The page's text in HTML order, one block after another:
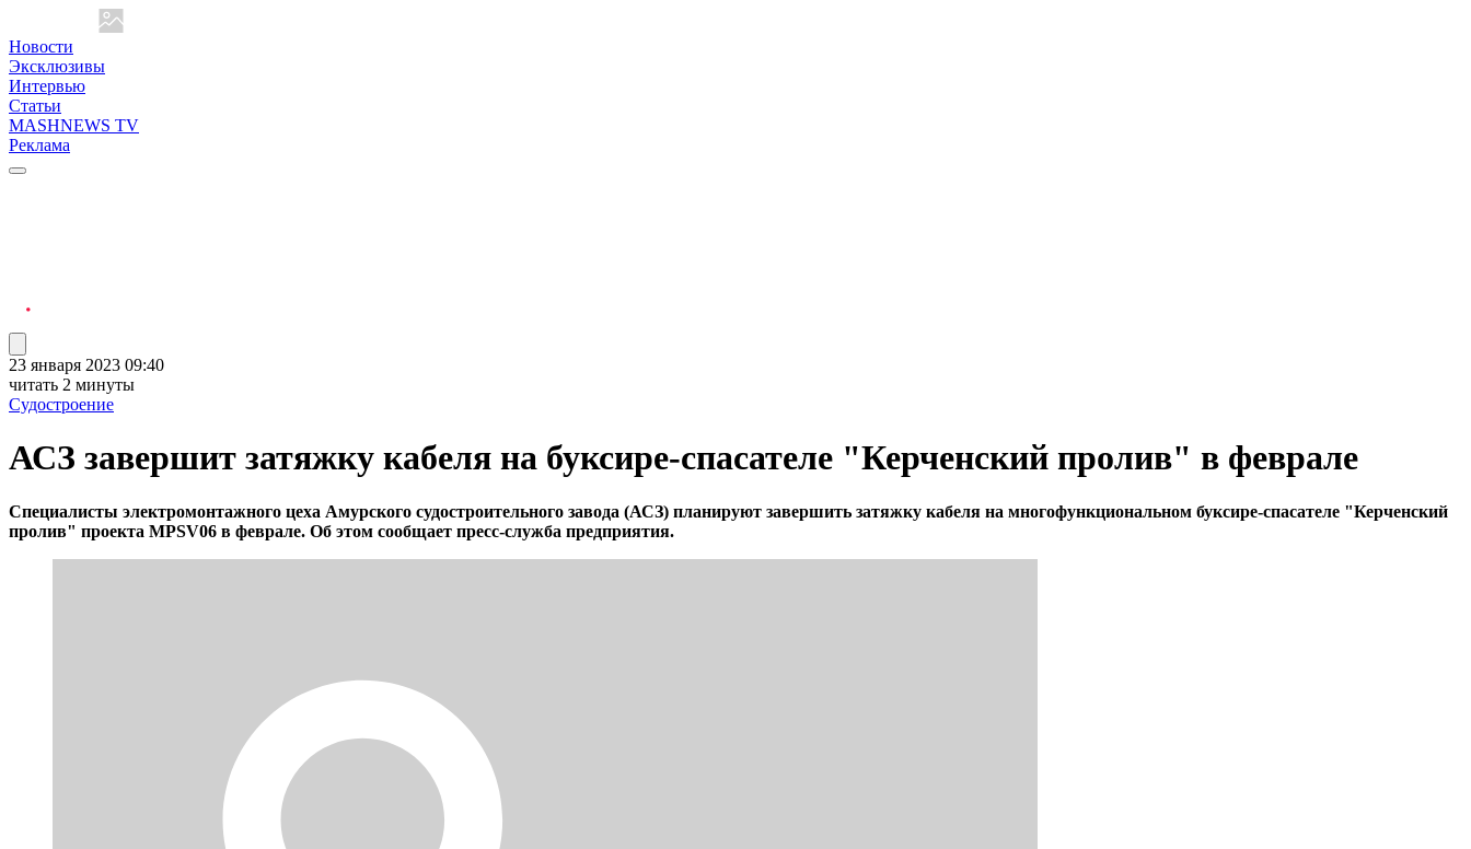
Новости
Эксклюзивы
Интервью
Статьи
MASHNEWS TV
Реклама
23 января 2023 09:40
читать 2 минуты
Судостроение
АСЗ завершит затяжку кабеля на буксире-спасателе "Керченский пролив" в феврале
Специалисты электромонтажного цеха Амурского судостроительного завода (АСЗ) планируют завершить затяжку кабеля на многофункциональном буксире-спасателе "Керченский
пролив" проекта MPSV06 в феврале. Об этом сообщает пресс-служба предприятия.